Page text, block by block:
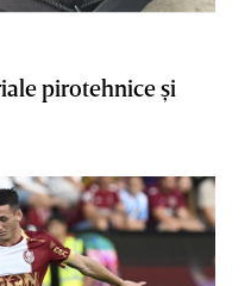
pirotehnice şi